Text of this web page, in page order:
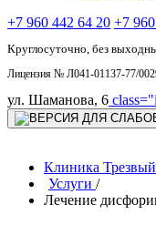
+7 960 442 64 20 +7
Круглосуточно, без
Лицензия № Л041-01137-77/
ул. Шаманова, 6
Клиника
Услуги /
Лечение